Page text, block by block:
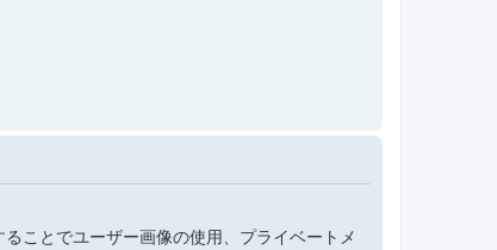
ことでユーザー画像の使用、プライベートメ